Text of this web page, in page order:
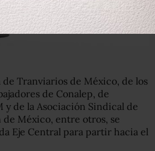
Tranviarios de México, de los
de Conalep, de
y de la Asociación Sindical de
de México, entre otros, se
Eje Central para partir hacia el